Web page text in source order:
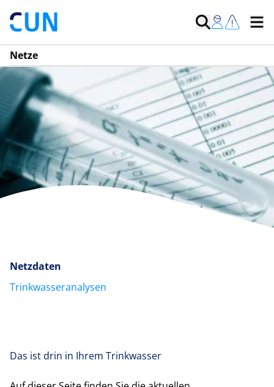
Netze
Netzdaten
Trinkwasseranalysen
Das ist drin in Ihrem Trinkwasser